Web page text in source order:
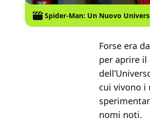
Spider-Man: Un Nuovo
Forse era
per aprire il
cui vivono i
nomi noti.